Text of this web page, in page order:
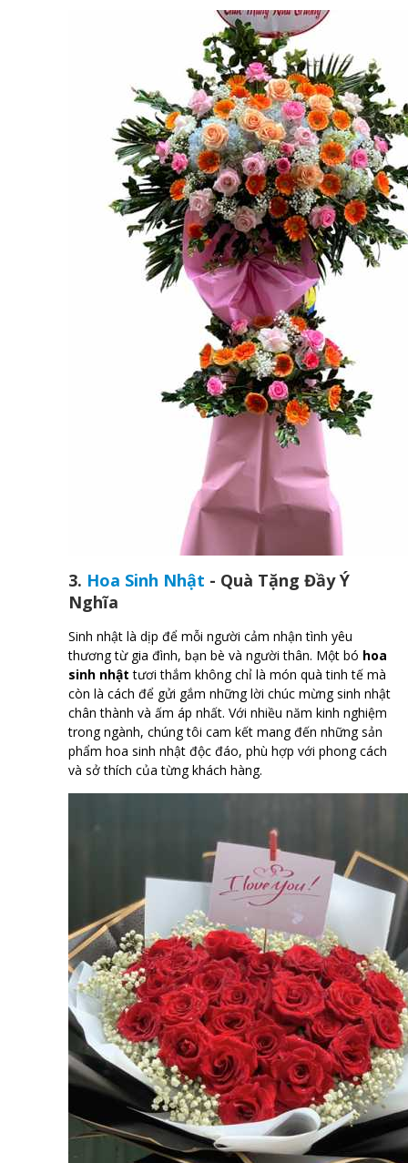
3. Hoa Sinh Nhật - Quà Tặng Đầy Ý
Nghĩa
Sinh nhật là dịp để mỗi người cảm nhận tình yêu
thương từ gia đình, bạn bè và người thân. Một bó hoa
sinh nhật tươi thắm không chỉ là món quà tinh tế mà
còn là cách để gửi gắm những lời chúc mừng sinh nhật
chân thành và ấm áp nhất. Với nhiều năm kinh nghiệm
trong ngành, chúng tôi cam kết mang đến những sản
phẩm hoa sinh nhật độc đáo, phù hợp với phong cách
và sở thích của từng khách hàng.